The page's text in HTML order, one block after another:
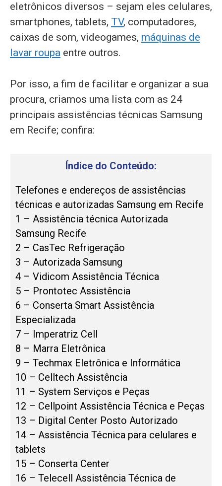
eletrônicos diversos – sejam eles celulares,
smartphones, tablets, TV, computadores,
caixas de som, videogames, máquinas de
lavar roupa entre outros.
Por isso, a fim de facilitar e organizar a sua
procura, criamos uma lista com as 24
principais assistências técnicas Samsung
em Recife; confira:
Índice do Conteúdo:
Telefones e endereços de assistências
técnicas e autorizadas Samsung em Recife
1 – Assistência técnica Autorizada
Samsung Recife
2 – CasTec Refrigeração
3 – Autorizada Samsung
4 – Vidicom Assistência Técnica
5 – Prontotec Assistência
6 – Conserta Smart Assistência
Especializada
7 – Imperatriz Cell
8 – Marra Eletrônica
9 – Techmax Eletrônica e Informática
10 – Celltech Assistência
11 – System Serviços e Peças
12 – Cellpoint Assistência Técnica e Peças
13 – Digital Center Posto Autorizado
14 – Assistência Técnica para celulares e
tablets
15 – Conserta Center
16 – Telecell Assistência Técnica de